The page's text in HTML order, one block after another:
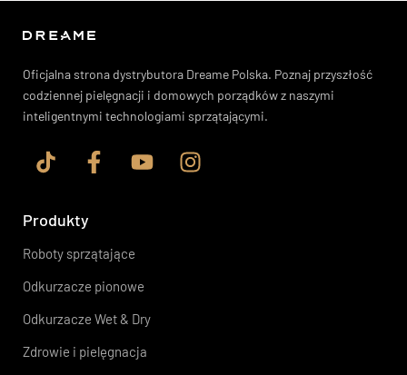
Oficjalna strona dystrybutora Dreame Polska. Poznaj przyszłość
codziennej pielęgnacji i domowych porządków z naszymi
inteligentnymi technologiami sprzątającymi.
Produkty
Roboty sprzątające
Odkurzacze pionowe
Odkurzacze Wet & Dry
Zdrowie i pielęgnacja